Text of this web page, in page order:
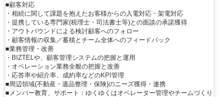
■顧客対応
・相続に関して課題を抱えたお客様からの入電対応・架電対応
・提携している専門家(税理士・司法書士等)との面談の承諾獲得
・アウトバウンドによる検討顧客へのフォロー
・顧客情報の収集／蓄積とチーム全体へのフィードバック
■業務管理・改善
・BIZTELや、顧客管理システムの把握と運用
・オペレーション業務全般の把握と改善
・応答率や紹介率、成約率などのKPI管理
■周辺領域(不動産・遺品整理・保険)のニーズ獲得・連携
■メンバー教育、サポート：ゆくゆくはオペレーター管理やチームづくり